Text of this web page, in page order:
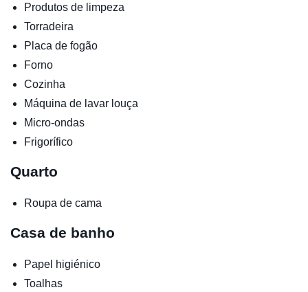
Produtos de limpeza
Torradeira
Placa de fogão
Forno
Cozinha
Máquina de lavar louça
Micro-ondas
Frigorífico
Quarto
Roupa de cama
Casa de banho
Papel higiénico
Toalhas